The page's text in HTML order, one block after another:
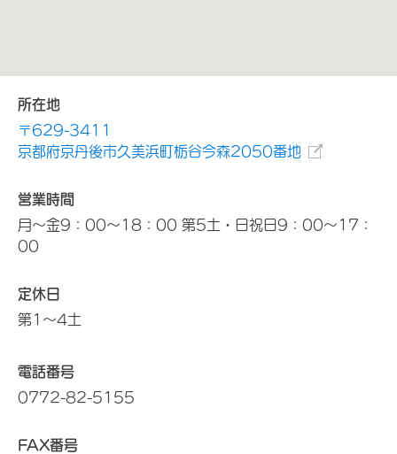
所在地
〒629-3411
京都府京丹後市久美浜町栃谷今森2050番地
営業時間
月～金9：00～18：00 第5土・日祝日9：00～17：
00
定休日
第1～4土
電話番号
0772-82-5155
FAX番号